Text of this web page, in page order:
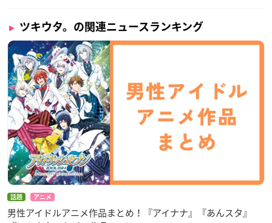
ツキウタ。の関連ニュースランキング
話題 アニメ
男性アイドルアニメ作品まとめ！『アイナナ』『あんスタ』